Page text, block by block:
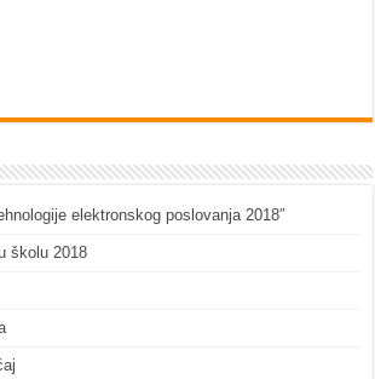
elektronskog poslovanja 2018″
školu 2018